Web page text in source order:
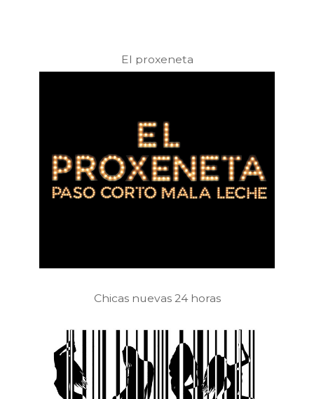
El proxeneta
Chicas nuevas 24 horas